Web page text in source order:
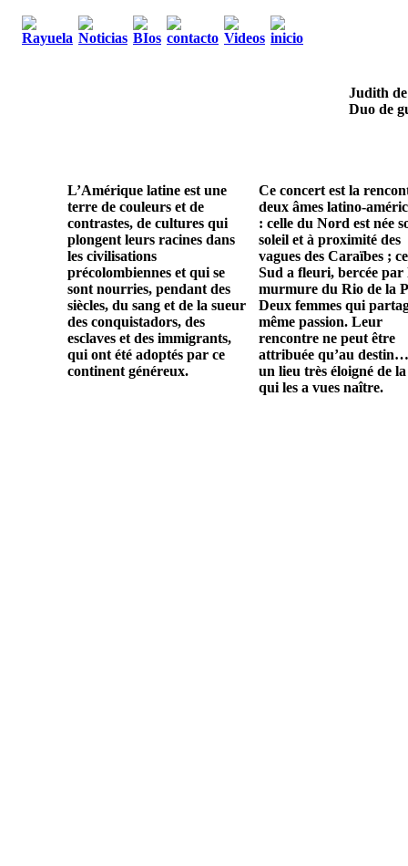
Judith
Duo de
L’Amérique latine est une
terre de couleurs et de
contrastes, de cultures qui
plongent leurs racines dans
les civilisations
précolombiennes et qui se
sont nourries, pendant des
siècles, du sang et de la sueur
des conquistadors, des
esclaves et des immigrants,
qui ont été adoptés par ce
continent généreux.
Ce concert est la
deux âmes latino-
: celle du Nord est née
soleil et à proximité des
vagues des Caraïbes ;
Sud a fleuri, bercée par
murmure du Rio de la
Deux femmes qui
même passion. Leur
rencontre ne peut être
attribuée qu’au
un lieu très éloigné de
qui les a vues naître.